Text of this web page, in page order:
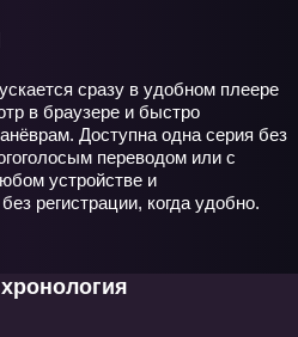
сразу в удобном плеере
в браузере и быстро
Доступна одна серия без
переводом или с
устройстве и
регистрации, когда удобно.